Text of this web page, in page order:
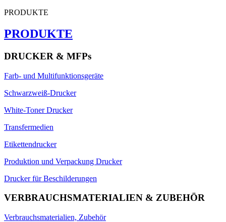
PRODUKTE
PRODUKTE
DRUCKER & MFPs
Farb- und Multifunktionsgeräte
Schwarzweiß-Drucker
White-Toner Drucker
Transfermedien
Etikettendrucker
Produktion und Verpackung Drucker
Drucker für Beschilderungen
VERBRAUCHSMATERIALIEN & ZUBEHÖR
Verbrauchsmaterialien, Zubehör